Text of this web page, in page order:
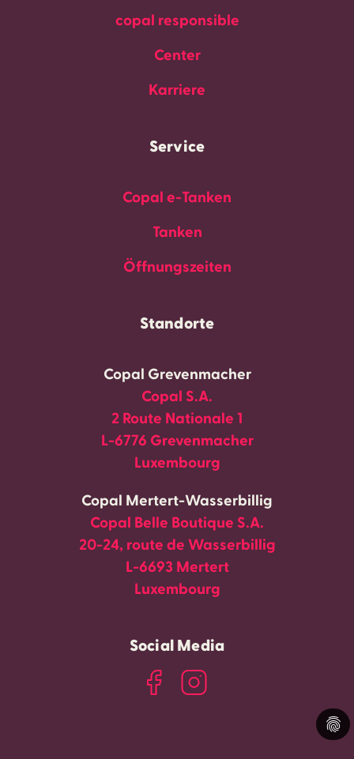
copal responsible
Center
Karriere
Service
Copal e-Tanken
Tanken
Öffnungszeiten
Standorte
Copal Grevenmacher
Copal S.A.
2 Route Nationale 1
L-6776 Grevenmacher
Luxembourg
Copal Mertert-Wasserbillig
Copal Belle Boutique S.A.
20-24, route de Wasserbillig
L-6693 Mertert
Luxembourg
Social Media